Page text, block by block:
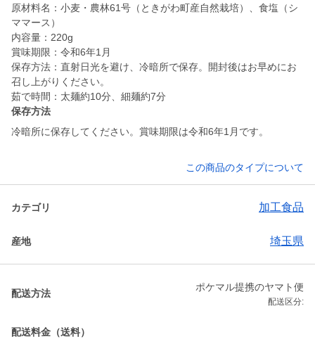
原材料名：小麦・農林61号（ときがわ町産自然栽培）、食塩（シ
ママース）
内容量：220g
賞味期限：令和6年1月
保存方法：直射日光を避け、冷暗所で保存。開封後はお早めにお
召し上がりください。
保存方法
冷暗所に保存してください。賞味期限は令和6年1月です。
この商品のタイプについて
カテゴリ 加工食品
産地 埼玉県
配送方法
ポケマル提携のヤマト便
配送区分:
配送料金（送料）